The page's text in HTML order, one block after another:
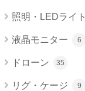
照明・LEDライト
液晶モニター 6
ドローン 35
リグ・ケージ 9